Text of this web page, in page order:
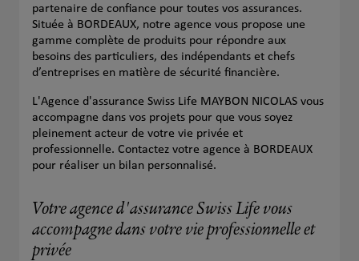
partenaire de confiance pour toutes vos assurances.
Située à BORDEAUX, notre agence vous propose une
gamme complète de produits pour répondre aux
besoins des particuliers, des indépendants et chefs
d’entreprises en matière de sécurité financière.
L'Agence d'assurance Swiss Life MAYBON NICOLAS vous
accompagne dans vos projets pour que vous soyez
pleinement acteur de votre vie privée et
professionnelle. Contactez votre agence à BORDEAUX
pour réaliser un bilan personnalisé.
Votre agence d'assurance Swiss Life vous
accompagne dans votre vie professionnelle et
privée